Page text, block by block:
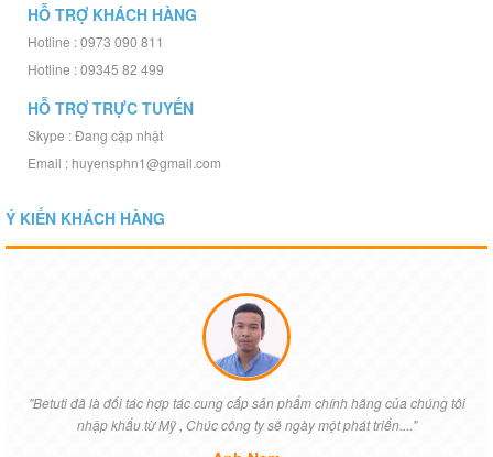
HỖ TRỢ KHÁCH HÀNG
Hotline : 0973 090 811
Hotline : 09345 82 499
HỖ TRỢ TRỰC TUYẾN
Skype : Đang cập nhật
Email : huyensphn1@gmail.com
Ý KIẾN KHÁCH HÀNG
"Betuti đã là đối tác hợp tác cung cấp sản phẩm chính hãng của chúng tôi
nhập khẩu từ Mỹ , Chúc công ty sẽ ngày một phát triển...."